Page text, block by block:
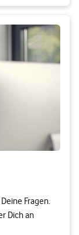
Fragen.
Dich an